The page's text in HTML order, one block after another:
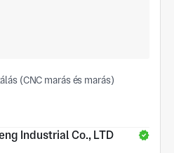
(CNC marás és marás)
Industrial Co., LTD